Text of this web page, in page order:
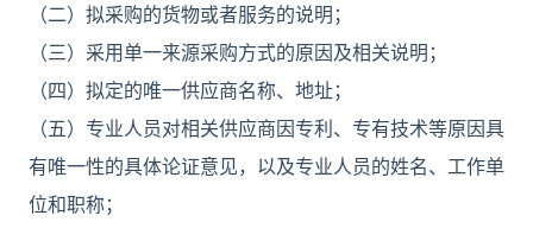
（二）拟采购的货物或者服务的说明；
（三）采用单一来源采购方式的原因及相关说明；
（四）拟定的唯一供应商名称、地址；
（五）专业人员对相关供应商因专利、专有技术等原因具
有唯一性的具体论证意见，以及专业人员的姓名、工作单
位和职称；